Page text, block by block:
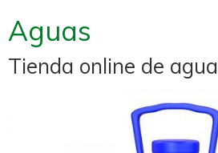
Aguas
Tienda online de agua